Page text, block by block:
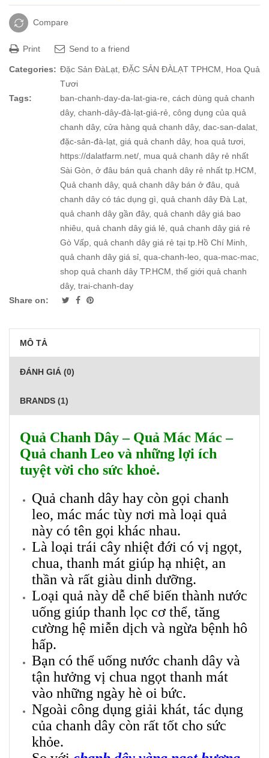
Compare
Print Send to a friend
Categories: Đặc Sản ĐàLạt, ĐẶC SẢN ĐÀLẠT TPHCM, Hoa Quả
Tươi
Tags:
ban-chanh-day-da-lat-gia-re, cách dùng quả chanh
dây, chanh-dây-đà-lạt-giá-rẻ, công dụng của quả
chanh dây, cửa hàng quả chanh dây, dac-san-dalat,
đặc-sản-đà-lạt, giá quả chanh dây, hoa quả tươi,
https://dalatfarm.net/, mua quả chanh dây rẻ nhất
Sài Gòn, ở đâu bán quả chanh dây rẻ nhất tp.HCM,
Quả chanh dây, quả chanh dây bán ở đâu, quả
chanh dây có tác dụng gì, quả chanh dây Đà Lạt,
quả chanh dây gần đây, quả chanh dây giá bao
nhiêu, quả chanh dây giá lẻ, quả chanh dây giá rẻ
Gò Vấp, quả chanh dây giá rẻ tại tp.Hồ Chí Minh,
quả chanh dây giá sỉ, qua-chanh-leo, qua-mac-mac,
shop quả chanh dây TP.HCM, thế giới quả chanh
dây, trai-chanh-day
Share on:
MÔ TẢ
ĐÁNH GIÁ (0)
BRANDS (1)
Quả Chanh Dây – Quả Mác Mác –
Quả chanh Leo và những lợi ích
tuyệt vời cho sức khoẻ.
Quả chanh dây hay còn gọi chanh
leo, mác mác tùy nơi mà loại quả
này có tên gọi khác nhau.
Là loại trái cây nhiệt đới có vị ngọt,
chua, thanh mát giúp hạ nhiệt, an
thần và rất giàu dinh dưỡng.
Loại quả này dễ chế biến thành nước
uống giúp thanh lọc cơ thể, tăng
cường hệ miễn dịch và ngừa bệnh hô
hấp.
Bạn có thể uống nước chanh dây và
tận hưởng vị chua ngọt thanh mát
vào những ngày hè oi bức.
Ngoài công dụng giải khát, tác dụng
của chanh dây còn rất tốt cho sức
khỏe.